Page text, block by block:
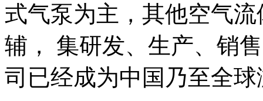
式气泵为主，其他空气
辅， 集研发、生产、销
司已经成为中国乃至全